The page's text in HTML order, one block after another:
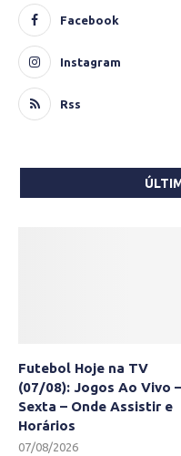
Facebook
Instagram
Rss
Futebol Hoje na TV
(07/08): Jogos Ao Vivo –
Sexta – Onde Assistir e
Horários
07/08/2026